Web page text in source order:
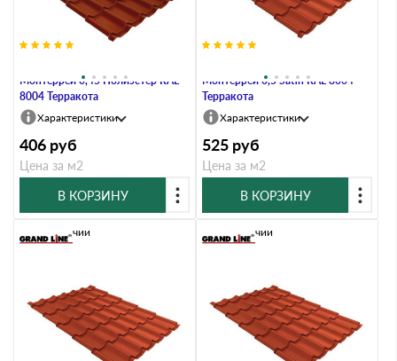
Монтеррей 0,45 Полиэстер RAL
8004 Терракота
Характеристики
406 руб
Цена за м2
В КОРЗИНУ
Монтеррей 0,5 Satin RAL 8004
Терракота
Характеристики
525 руб
Цена за м2
В КОРЗИНУ
В наличии В наличии